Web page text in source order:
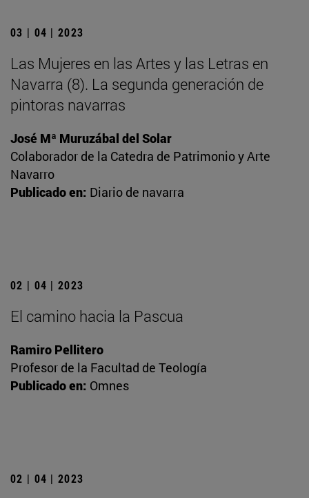
03 | 04 | 2023
Las Mujeres en las Artes y las Letras en
Navarra (8). La segunda generación de
pintoras navarras
José Mª Muruzábal del Solar
Colaborador de la Catedra de Patrimonio y Arte
Navarro
Publicado en: Diario de navarra
02 | 04 | 2023
El camino hacia la Pascua
Ramiro Pellitero
Profesor de la Facultad de Teología
Publicado en: Omnes
02 | 04 | 2023